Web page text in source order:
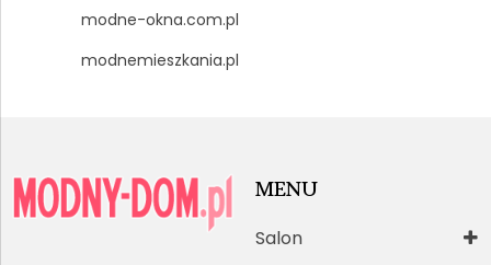
modne-okna.com.pl
modnemieszkania.pl
MENU
Salon